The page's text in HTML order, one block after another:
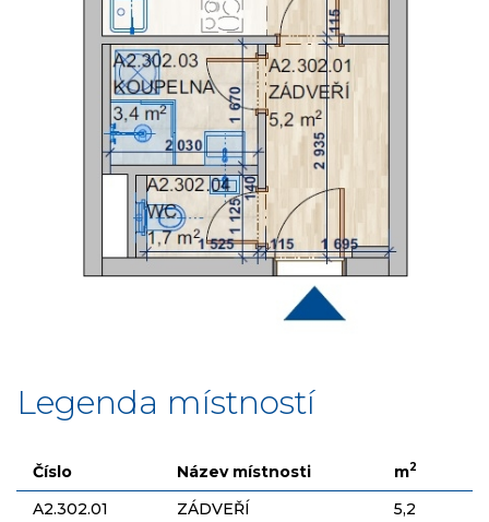
Legenda místností
Číslo Název místnosti m2
A2.302.01 ZÁDVEŘÍ 5,2